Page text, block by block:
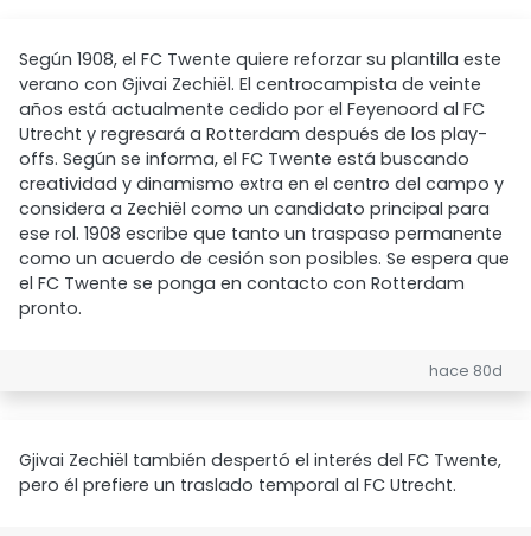
Según 1908, el FC Twente quiere reforzar su plantilla este
verano con Gjivai Zechiël. El centrocampista de veinte
años está actualmente cedido por el Feyenoord al FC
Utrecht y regresará a Rotterdam después de los play-
offs. Según se informa, el FC Twente está buscando
creatividad y dinamismo extra en el centro del campo y
considera a Zechiël como un candidato principal para
ese rol. 1908 escribe que tanto un traspaso permanente
como un acuerdo de cesión son posibles. Se espera que
el FC Twente se ponga en contacto con Rotterdam
pronto.
hace 80d
Gjivai Zechiël también despertó el interés del FC Twente,
pero él prefiere un traslado temporal al FC Utrecht.